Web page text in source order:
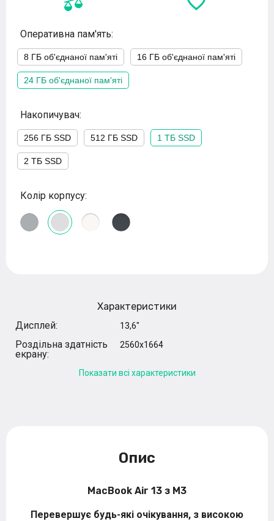
Оперативна пам'ять:
8 ГБ об'єднаної пам'яті 16 ГБ об'єднаної пам'яті
24 ГБ об'єднаної пам'яті
Накопичувач:
256 ГБ SSD 512 ГБ SSD 1 ТБ SSD
2 ТБ SSD
Колір корпусу:
Характеристики
Дисплей:
13,6"
Роздільна здатність
екрану:
2560x1664
Показати всі характеристики
Опис
MacBook Air 13 з M3
Перевершує будь-які очікування, з високою